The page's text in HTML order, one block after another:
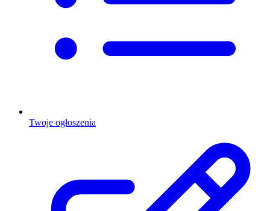
Twoje ogłoszenia